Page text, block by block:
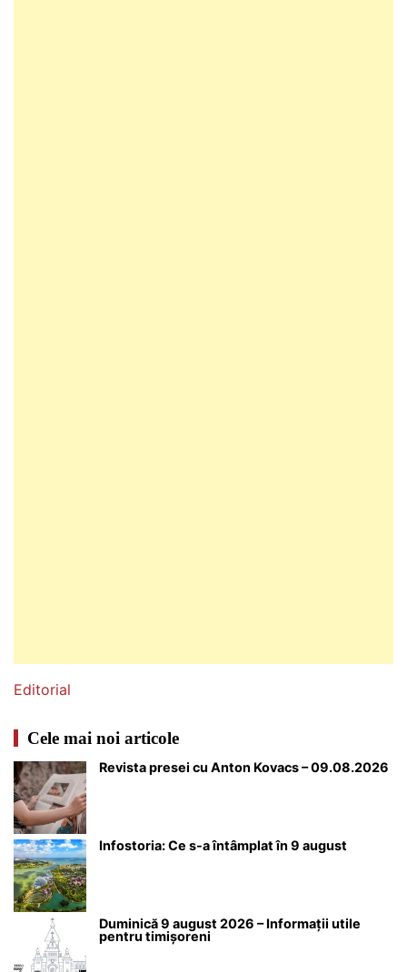
Editorial
Cele mai noi articole
Revista presei cu Anton Kovacs – 09.08.2026
Infostoria: Ce s-a întâmplat în 9 august
Duminică 9 august 2026 – Informații utile
pentru timișoreni